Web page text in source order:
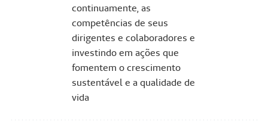
continuamente, as
competências de seus
dirigentes e colaboradores e
investindo em ações que
fomentem o crescimento
sustentável e a qualidade de
vida